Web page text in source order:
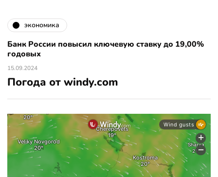
экономика
Банк России повысил ключевую ставку до 19,00%
годовых
15.09.2024
Погода от windy.com